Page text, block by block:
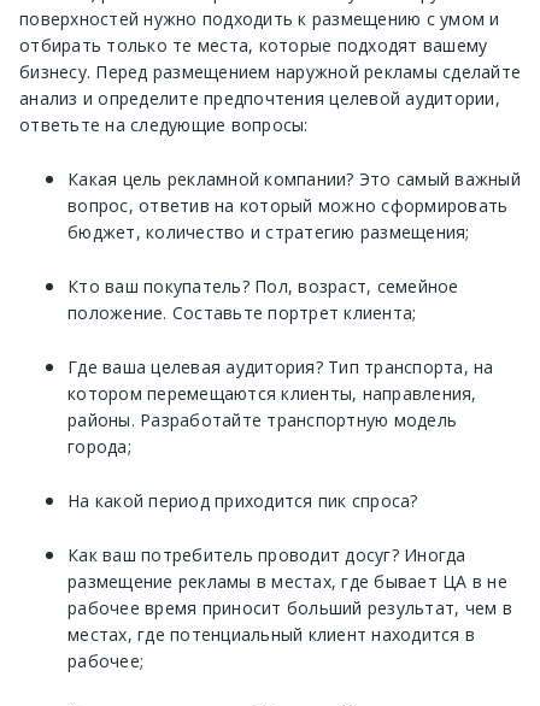
поверхностей нужно подходить к размещению с умом и
отбирать только те места, которые подходят вашему
бизнесу. Перед размещением наружной рекламы сделайте
анализ и определите предпочтения целевой аудитории,
ответьте на следующие вопросы:
Какая цель рекламной компании? Это самый важный
вопрос, ответив на который можно сформировать
бюджет, количество и стратегию размещения;
Кто ваш покупатель? Пол, возраст, семейное
положение. Составьте портрет клиента;
Где ваша целевая аудитория? Тип транспорта, на
котором перемещаются клиенты, направления,
районы. Разработайте транспортную модель
города;
На какой период приходится пик спроса?
Как ваш потребитель проводит досуг? Иногда
размещение рекламы в местах, где бывает ЦА в не
рабочее время приносит больший результат, чем в
местах, где потенциальный клиент находится в
рабочее;